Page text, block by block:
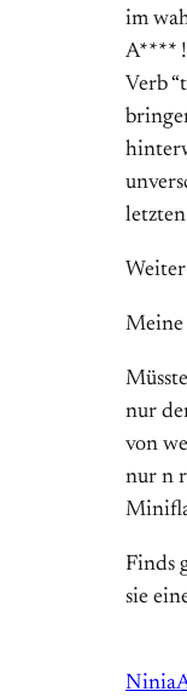
im
A****
Verb
letzten
Weiter
Meine
nur
von
nur n
Finds
sie
Ninia